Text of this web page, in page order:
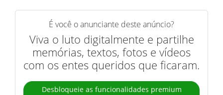
É você o anunciante deste anúncio?
Viva o luto digitalmente e partilhe
memórias, textos, fotos e vídeos
com os entes queridos que ficaram.
Desbloqueie as funcionalidades premium